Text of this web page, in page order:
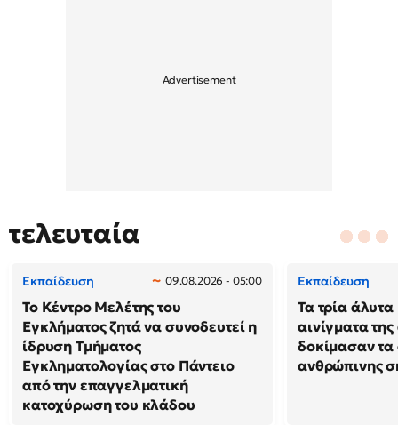
τελευταία
Εκπαίδευση 09.08.2026 - 05:00
Το Κέντρο Μελέτης του
Εγκλήματος ζητά να συνοδευτεί η
ίδρυση Τμήματος
Εγκληματολογίας στο Πάντειο
από την επαγγελματική
κατοχύρωση του κλάδου
Εκπαίδευση
Τα τρία
αινίγματα
δοκίμασαν τα
ανθρώπινης